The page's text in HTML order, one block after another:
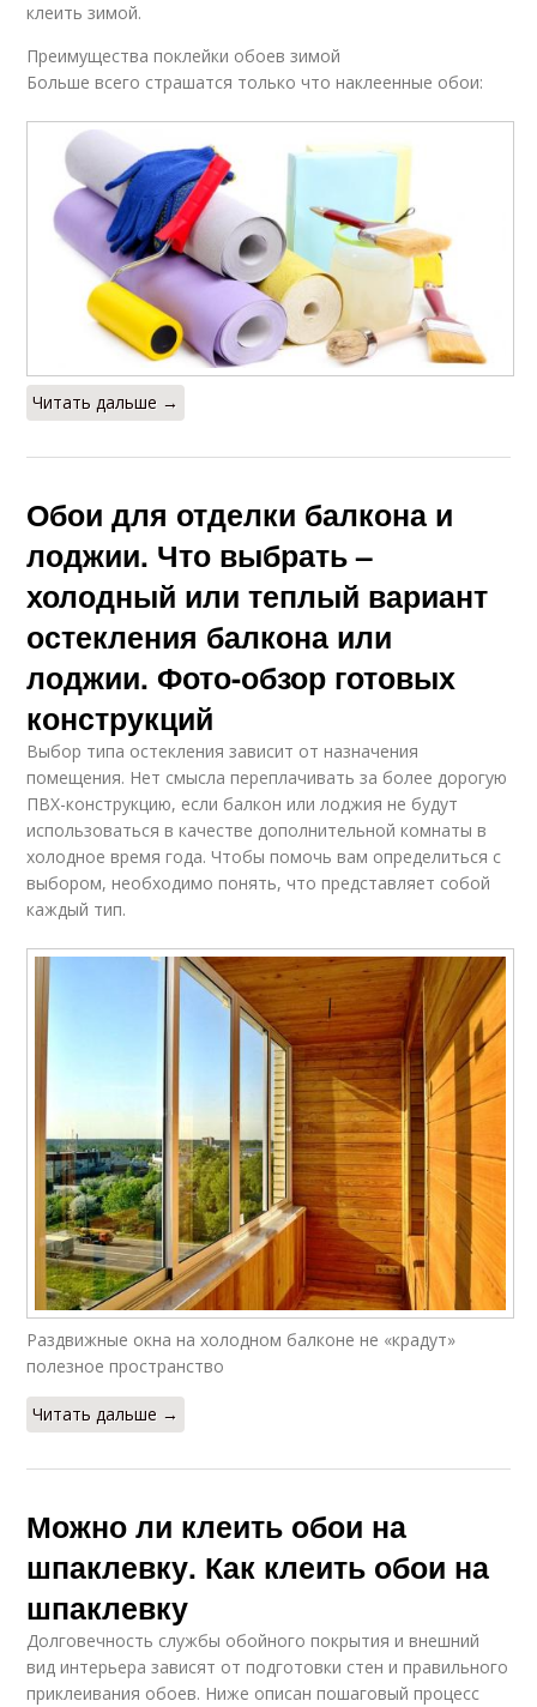
клеить зимой.
Преимущества поклейки обоев зимой
Больше всего страшатся только что наклеенные обои:
Читать дальше →
Обои для отделки балкона и
лоджии. Что выбрать –
холодный или теплый вариант
остекления балкона или
лоджии. Фото-обзор готовых
конструкций
Выбор типа остекления зависит от назначения
помещения. Нет смысла переплачивать за более дорогую
ПВХ-конструкцию, если балкон или лоджия не будут
использоваться в качестве дополнительной комнаты в
холодное время года. Чтобы помочь вам определиться с
выбором, необходимо понять, что представляет собой
каждый тип.
Раздвижные окна на холодном балконе не «крадут»
полезное пространство
Читать дальше →
Можно ли клеить обои на
шпаклевку. Как клеить обои на
шпаклевку
Долговечность службы обойного покрытия и внешний
вид интерьера зависят от подготовки стен и правильного
приклеивания обоев. Ниже описан пошаговый процесс